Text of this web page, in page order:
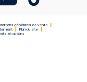
générales de vente
Plan du site
et actions